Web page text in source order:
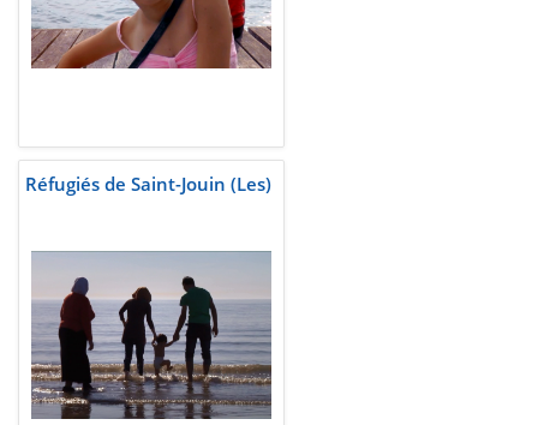
Réfugiés de Saint-Jouin (Les)